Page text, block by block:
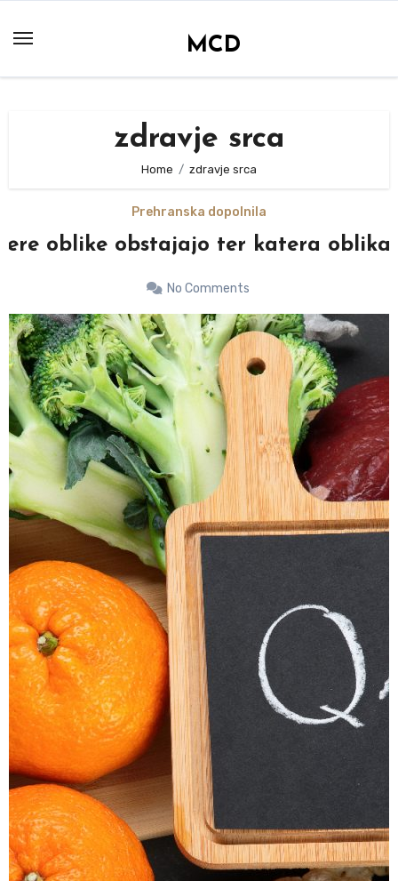
MCD
zdravje srca
Home zdravje srca
Prehranska dopolnila
oblike obstajajo ter katera
No Comments